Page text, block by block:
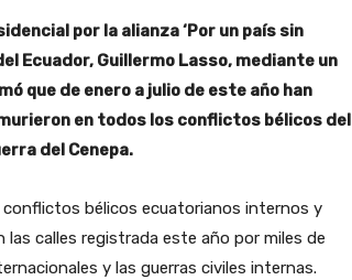
por la alianza ‘Por un país sin
Ecuador, Guillermo Lasso, mediante un
que de enero a julio de este año han
en todos los conflictos bélicos del
del Cenepa.
conflictos bélicos ecuatorianos internos y
calles registrada este año por miles de
y las guerras civiles internas.